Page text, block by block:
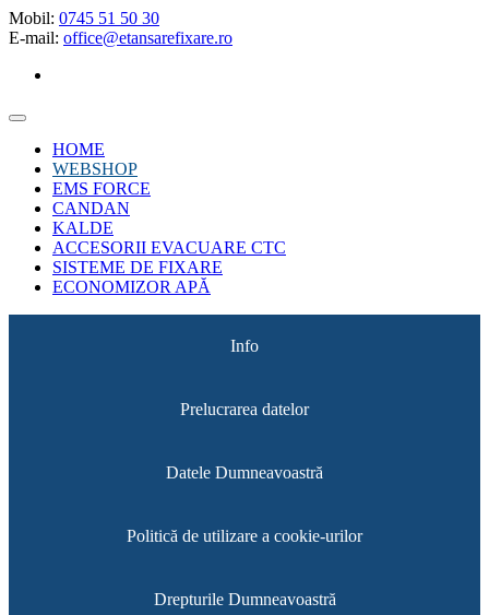
Mobil: 0745 51 50 30
E-mail: office@etansarefixare.ro
HOME
WEBSHOP
EMS FORCE
CANDAN
KALDE
ACCESORII EVACUARE CTC
SISTEME DE FIXARE
ECONOMIZOR APĂ
Info
Prelucrarea datelor
Datele Dumneavoastră
Politică de utilizare a cookie-urilor
Drepturile Dumneavoastră